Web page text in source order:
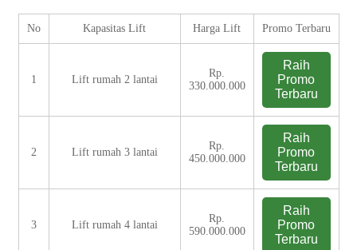
No Kapasitas Lift Harga Lift Promo Terbaru
1 Lift rumah 2 lantai
Rp.
330.000.000
Raih
Promo
Terbaru
2 Lift rumah 3 lantai
Rp.
450.000.000
Raih
Promo
Terbaru
3 Lift rumah 4 lantai
Rp.
590.000.000
Raih
Promo
Terbaru